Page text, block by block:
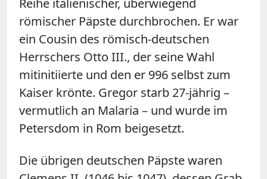
römischer Päpste durchbrochen. Er war
ein Cousin des römisch-deutschen
Herrschers Otto III., der seine Wahl
mitinitiierte und den er 996 selbst zum
Kaiser krönte. Gregor starb 27-jährig –
vermutlich an Malaria – und wurde im
Petersdom in Rom beigesetzt.
Die übrigen deutschen Päpste waren